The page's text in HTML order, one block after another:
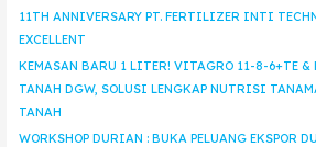
11TH ANNIVERSARY PT. FERTILIZER INTI
EXCELLENT
KEMASAN BARU 1 LITER! VITAGRO 11-8-6+TE
TANAH DGW, SOLUSI LENGKAP NUTRISI
TANAH
WORKSHOP DURIAN : BUKA PELUANG EKSPOR